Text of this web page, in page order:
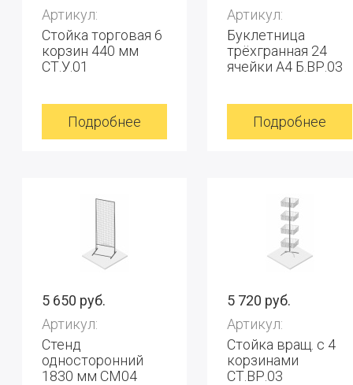
Артикул:
Стойка торговая 6
корзин 440 мм
СТ.У.01
Подробнее
Артикул:
Буклетница
трёхгранная 24
ячейки А4 Б.ВР.03
Подробнее
5 650 руб.
Артикул:
Стенд
односторонний
1830 мм СМ04
5 720 руб.
Артикул:
Стойка вращ. с 4
корзинами
СТ.ВР.03